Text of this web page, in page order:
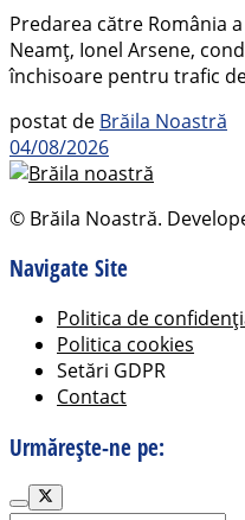
Predarea către România
Neamț, Ionel Arsene,
închisoare pentru trafic
postat de Brăila Noastră
04/08/2026
© Brăila Noastră.
Navigate Site
Politica de
Politica cookies
Setări GDPR
Contact
Urmărește-ne pe: